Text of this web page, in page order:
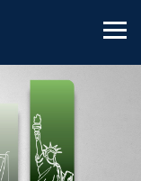
Mobile menu